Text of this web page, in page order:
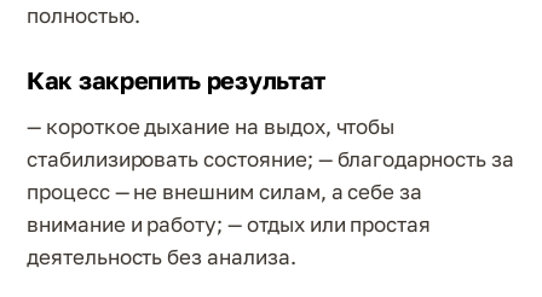
полностью.
Как закрепить результат
— короткое дыхание на выдох, чтобы
стабилизировать состояние; — благодарность за
процесс — не внешним силам, а себе за
внимание и работу; — отдых или простая
деятельность без анализа.